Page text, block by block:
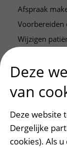
Afspraak
Voorbereiden
Wijzigen
Bezoektijden
Onderwijs en
Onze
De Nieuwe
Stage en
Deze
van
Deze website
Dergelijke
cookies). Als